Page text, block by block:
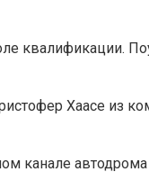
квалификации.
Хаасе из
канале автодрома